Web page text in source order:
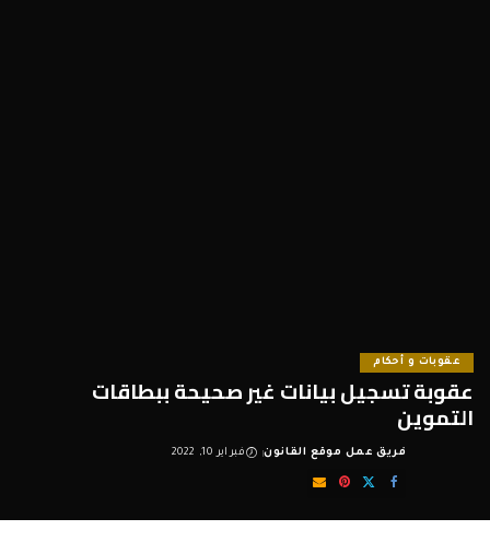
عقوبات و أحكام
عقوبة تسجيل بيانات غير صحيحة ببطاقات
التموين
Posted
by
فريق عمل موقع القانون فبراير 10, 2022